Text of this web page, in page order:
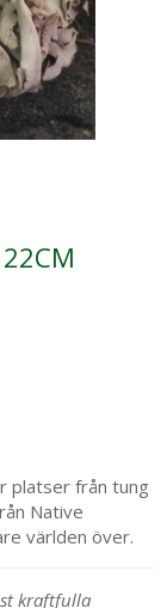
22CM
platser från tung
Native
världen över.
kraftfulla